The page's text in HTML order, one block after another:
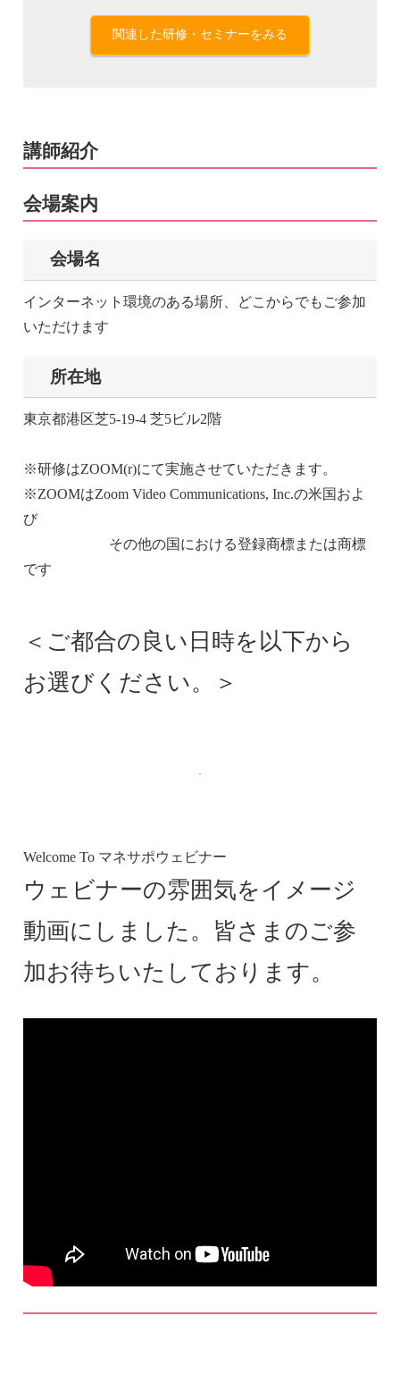
関連した研修・セミナーをみる
講師紹介
会場案内
会場名
インターネット環境のある場所、どこからでもご参加
いただけます
所在地
東京都港区芝5-19-4 芝5ビル2階
※研修はZOOM(r)にて実施させていただきます。
※ZOOMはZoom Video Communications, Inc.の米国およ
び
その他の国における登録商標または商標
です
＜ご都合の良い日時を以下から
お選びください。＞
Welcome To マネサポウェビナー
ウェビナーの雰囲気をイメージ
動画にしました。皆さまのご参
加お待ちいたしております。